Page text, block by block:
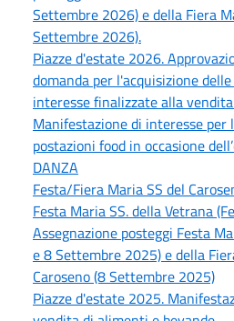
Settembre 2026) e della Fiera
Settembre 2026).
Piazze d'estate 2026.
domanda per l'acquisizione
interesse finalizzate alla
Manifestazione di interesse per
postazioni food in occasione
DANZA
Festa/Fiera Maria SS del
Festa Maria SS. della Vetrana
Assegnazione posteggi Festa
e 8 Settembre 2025) e della
Caroseno (8 Settembre 2025)
Piazze d'estate 2025.